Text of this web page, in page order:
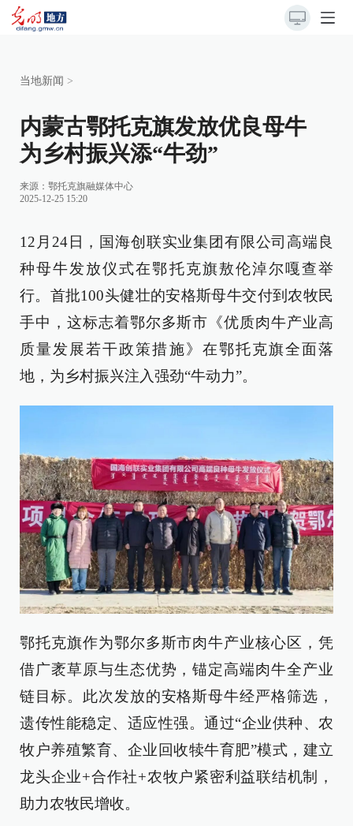
当地新闻 >
内蒙古鄂托克旗发放优良母牛
为乡村振兴添“牛劲”
来源： 鄂托克旗融媒体中心
2025-12-25 15:20
12月24日，国海创联实业集团有限公司高端良
种母牛发放仪式在鄂托克旗敖伦淖尔嘎查举
行。首批100头健壮的安格斯母牛交付到农牧民
手中，这标志着鄂尔多斯市《优质肉牛产业高
质量发展若干政策措施》在鄂托克旗全面落
地，为乡村振兴注入强劲“牛动力”。
鄂托克旗作为鄂尔多斯市肉牛产业核心区，凭
借广袤草原与生态优势，锚定高端肉牛全产业
链目标。此次发放的安格斯母牛经严格筛选，
遗传性能稳定、适应性强。通过“企业供种、农
牧户养殖繁育、企业回收犊牛育肥”模式，建立
龙头企业+合作社+农牧户紧密利益联结机制，
助力农牧民增收。